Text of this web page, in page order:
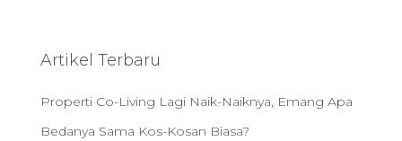
h
r
:
Artikel Terbaru
Properti Co-Living Lagi Naik-Naiknya, Emang Apa
Bedanya Sama Kos-Kosan Biasa?